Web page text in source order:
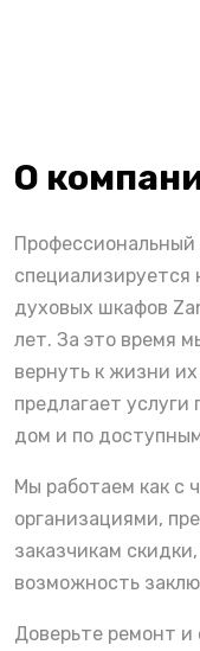
О
специализируется
духовых шкафов
лет. За это время
вернуть к жизни
предлагает
дом и по
Мы работаем как с
организациями,
заказчикам
возможность
Доверьте ремонт